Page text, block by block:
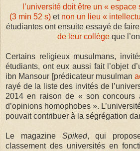
l’université doit être un «
(3 min 52 s)et non un lieu «
étudiantes ont ensuite essayé de
de leur collègeque
Certains religieux musulmans,
étudiants, ont eux aussi fait l’objet
ibn Mansour [prédicateur musulman
rayé de la liste des invités de
2014 en raison de « son concours
d’opinions homophobes ».
pouvait contribuer à la ségrégation
Le magazine Spiked, qui
classement des universités en